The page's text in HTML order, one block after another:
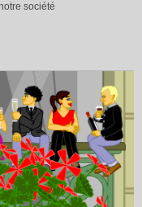
société